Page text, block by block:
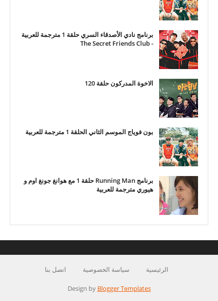
برنامج نادي الأصدقاء السري حلقة 1 مترجمة للعربية
- The Secret Friends Club
الاخوة المدركون حلقة 120
بون فوياج الموسم الثاني الحلقة 1 مترجمة للعربية
برنامج Running Man حلقة 1 مع هوانغ جونغ اوم و
هيوري مترجمة للعربية
الرئيسية سياسة الخصوصية اتصل بنا
Design by Blogger Templates